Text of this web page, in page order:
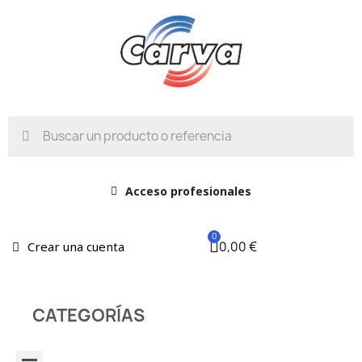
Acceso profesionales
Crear una cuenta 0,00 €
CATEGORÍAS